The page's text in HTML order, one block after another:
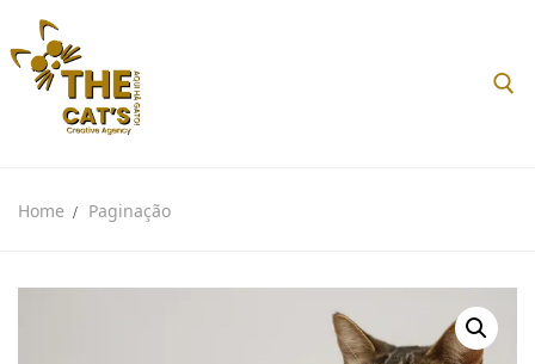
Home Paginação